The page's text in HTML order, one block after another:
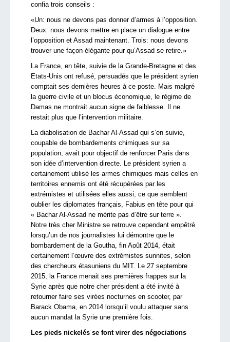
confia trois conseils :
«Un: nous ne devons pas donner d’armes à l’opposition.
Deux: nous devons mettre en place un dialogue entre
l’opposition et Assad maintenant. Trois: nous devons
trouver une façon élégante pour qu’Assad se retire.»
La France, en tête, suivie de la Grande-Bretagne et des
Etats-Unis ont refusé, persuadés que le président syrien
comptait ses dernières heures à ce poste. Mais malgré
la guerre civile et un blocus économique, le régime de
Damas ne montrait aucun signe de faiblesse. Il ne
restait plus que l’intervention militaire.
La diabolisation de Bachar Al-Assad qui s’en suivie,
coupable de bombardements chimiques sur sa
population, avait pour objectif de renforcer Paris dans
son idée d’intervention directe. Le président syrien a
certainement utilisé les armes chimiques mais celles en
territoires ennemis ont été récupérées par les
extrémistes et utilisées elles aussi, ce que semblent
oublier les diplomates français, Fabius en tête pour qui
« Bachar Al-Assad ne mérite pas d’être sur terre ».
Notre très cher Ministre se retrouve cependant empêtré
lorsqu’un de nos journalistes lui démontre que le
bombardement de la Goutha, fin Août 2014, était
certainement l’œuvre des extrémistes sunnites, selon
des chercheurs étasuniens du MIT. Le 27 septembre
2015, la France menait ses premières frappes sur la
Syrie après que notre cher président a été invité à
retourner faire ses virées nocturnes en scooter, par
Barack Obama, en 2014 lorsqu’il voulu attaquer sans
aucun mandat la Syrie une première fois.
Les pieds nickelés se font virer des négociations